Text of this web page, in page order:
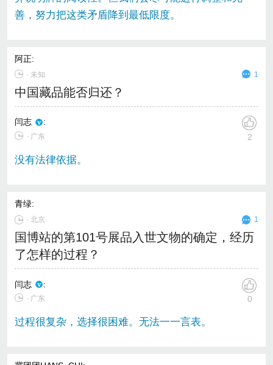
善，努力把这类矛盾降到最低限度。
阿正:
∙ 未知 1
中国藏品能否归还？
闫志 :
∙ 广东 2
没有法律依据。
青绿:
∙北京 1
国博站的第101号展品入世文物的确定，经历
了怎样的过程？
闫志 :
∙ 广东 0
过程很复杂，选择很困难。无法一一言表。